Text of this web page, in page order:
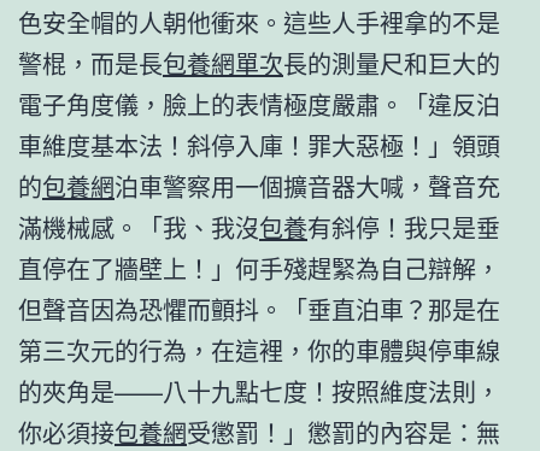
色安全帽的人朝他衝來。這些人手裡拿的不是
警棍，而是長包養網單次長的測量尺和巨大的
電子角度儀，臉上的表情極度嚴肅。「違反泊
車維度基本法！斜停入庫！罪大惡極！」領頭
的包養網泊車警察用一個擴音器大喊，聲音充
滿機械感。「我、我沒包養有斜停！我只是垂
直停在了牆壁上！」何手殘趕緊為自己辯解，
但聲音因為恐懼而顫抖。「垂直泊車？那是在
第三次元的行為，在這裡，你的車體與停車線
的夾角是——八十九點七度！按照維度法則，
你必須接包養網受懲罰！」懲罰的內容是：無